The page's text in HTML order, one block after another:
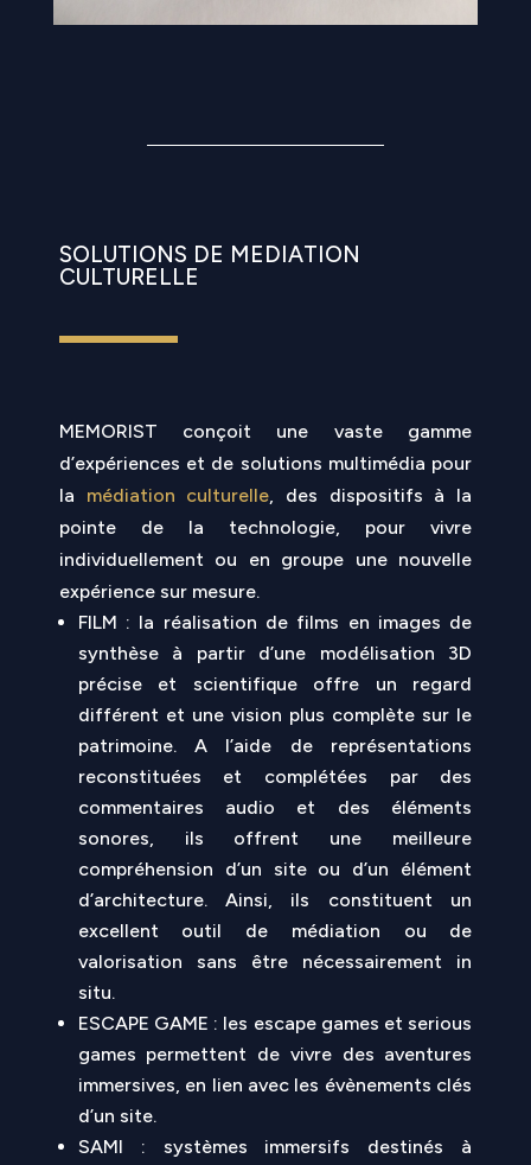
SOLUTIONS DE MEDIATION
CULTURELLE
MEMORIST conçoit une vaste gamme
d’expériences et de solutions multimédia pour
la médiation culturelle, des dispositifs à la
pointe de la technologie, pour vivre
individuellement ou en groupe une nouvelle
expérience sur mesure.
FILM : la réalisation de films en images de
synthèse à partir d’une modélisation 3D
précise et scientifique offre un regard
différent et une vision plus complète sur le
patrimoine. A l’aide de représentations
reconstituées et complétées par des
commentaires audio et des éléments
sonores, ils offrent une meilleure
compréhension d’un site ou d’un élément
d’architecture. Ainsi, ils constituent un
excellent outil de médiation ou de
valorisation sans être nécessairement in
situ.
ESCAPE GAME : les escape games et serious
games permettent de vivre des aventures
immersives, en lien avec les évènements clés
d’un site.
SAMI : systèmes immersifs destinés à